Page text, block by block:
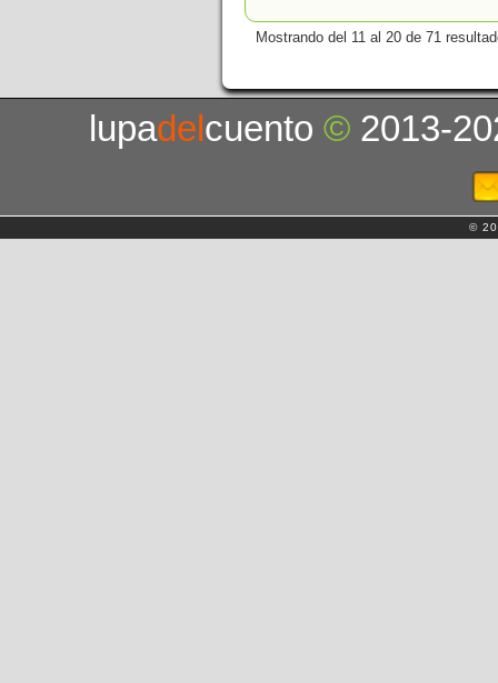
Mostrando del 11 al 20 de 71
lupadelcuento© 2013-
©